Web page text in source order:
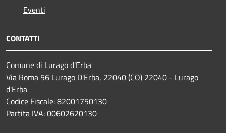
Eventi
CONTATTI
Comune di Lurago d'Erba
Via Roma 56 Lurago D'Erba, 22040 (CO) 22040 - Lurago
d'Erba
Codice Fiscale: 82001750130
Partita IVA: 00602620130